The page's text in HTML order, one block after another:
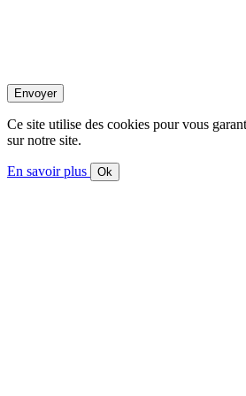
Ce site utilise des cookies pour vous
sur notre site.
En savoir plus Ok